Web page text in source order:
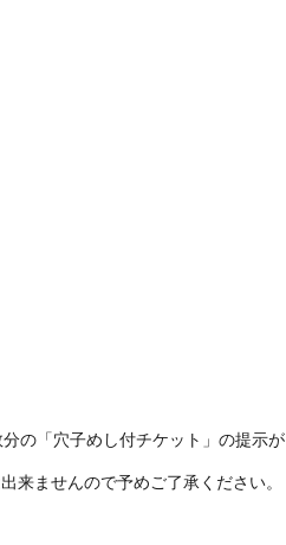
の「穴子めし付チケット」の提示が
来ませんので予めご了承ください。